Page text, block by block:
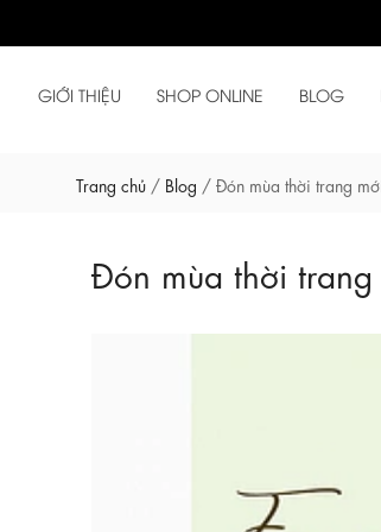
GIỚI THIỆU SHOP ONLINE BLOG
Trang chủ / Blog / Đón mùa thời trang
Đón mùa thời trang